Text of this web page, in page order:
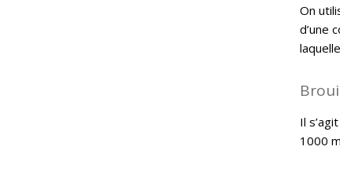
On
d’une
Il
1000